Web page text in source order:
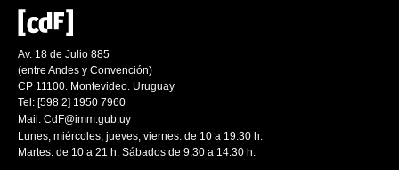
Av. 18 de Julio 885
(entre Andes y Convención)
CP 11100. Montevideo. Uruguay
Tel: [598 2] 1950 7960
Mail: CdF@imm.gub.uy
Lunes, miércoles, jueves, viernes: de 10 a 19.30 h.
Martes: de 10 a 21 h. Sábados de 9.30 a 14.30 h.